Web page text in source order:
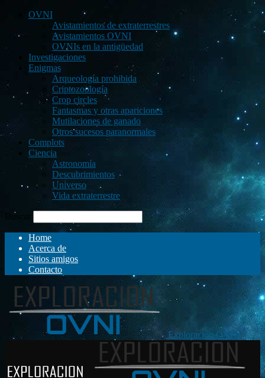
OVNI
Avistamientos de extraterrestres
Avistamientos OVNI
OVNIs en la antigüedad
Investigaciones
Enigmas
Arqueología prohibida
Criptozoología
Crop circles
Fantasmas y otras apariciones
Mutilaciones de ganado
Otros sucesos paranormales
Complots
Ciencia
Astronomía
Descubrimientos
Universo
Vida extraterrestre
Buscar
Home
Acerca de
Sitios amigos
Contacto
Exploración OVNI